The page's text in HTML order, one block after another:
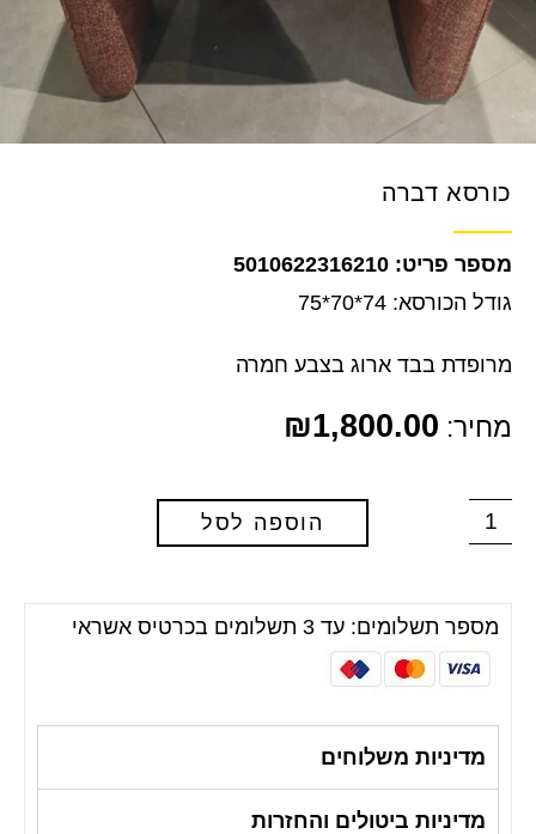
כורסא דברה
5010622316210
גודל הכורסא: 74*70*75
מרופדת בבד ארוג בצבע חמרה
מחיר: ₪1,800.00
הוספה לסל
מספר תשלומים: עד 3 תשלומים בכרטיס אשראי
מדיניות משלוחים
מדיניות ביטולים והחזרות